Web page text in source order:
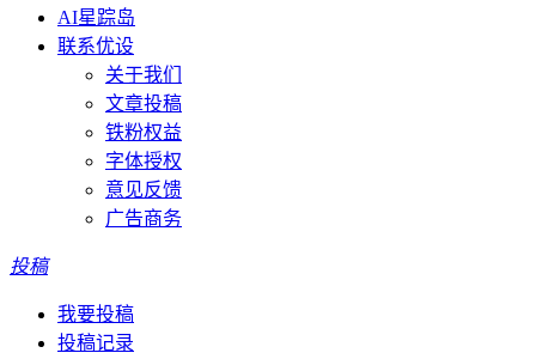
AI星踪岛
联系优设
关于我们
文章投稿
铁粉权益
字体授权
意见反馈
广告商务
投稿
我要投稿
投稿记录